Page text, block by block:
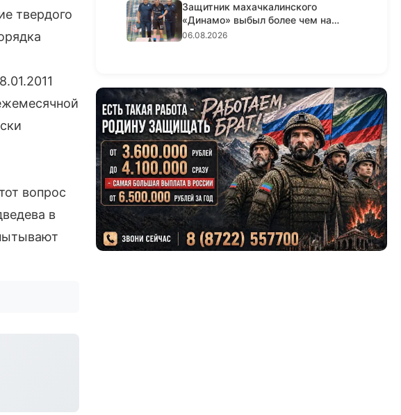
твердого
вопрос
в
Защитник махачкалинского
«Динамо» выбыл более чем на
полгода...
06.08.2026